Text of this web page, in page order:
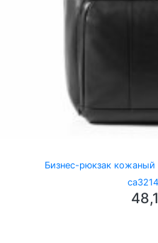
Бизнес-рюкзак